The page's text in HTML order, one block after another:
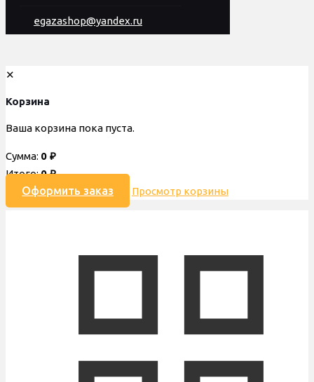
egazashop@yandex.ru
✕
Корзина
Ваша корзина пока пуста.
Сумма: 0 ₽
Итого:0₽
Оформить заказ Просмотр корзины